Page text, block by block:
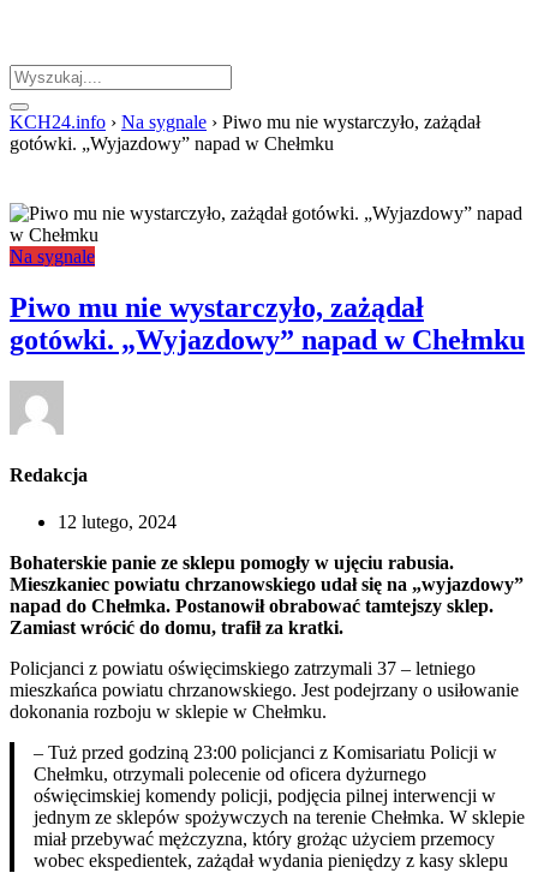
KCH24.info › Na sygnale › Piwo mu nie wystarczyło, zażądał
gotówki. „Wyjazdowy” napad w Chełmku
Na sygnale
Piwo mu nie wystarczyło, zażądał
gotówki. „Wyjazdowy” napad w Chełmku
Redakcja
12 lutego, 2024
Bohaterskie panie ze sklepu pomogły w ujęciu rabusia.
Mieszkaniec powiatu chrzanowskiego udał się na „wyjazdowy”
napad do Chełmka. Postanowił obrabować tamtejszy sklep.
Zamiast wrócić do domu, trafił za kratki.
Policjanci z powiatu oświęcimskiego zatrzymali 37 – letniego
mieszkańca powiatu chrzanowskiego. Jest podejrzany o usiłowanie
dokonania rozboju w sklepie w Chełmku.
– Tuż przed godziną 23:00 policjanci z Komisariatu Policji w
Chełmku, otrzymali polecenie od oficera dyżurnego
oświęcimskiej komendy policji, podjęcia pilnej interwencji w
jednym ze sklepów spożywczych na terenie Chełmka. W sklepie
miał przebywać mężczyzna, który grożąc użyciem przemocy
wobec ekspedientek, zażądał wydania pieniędzy z kasy sklepu